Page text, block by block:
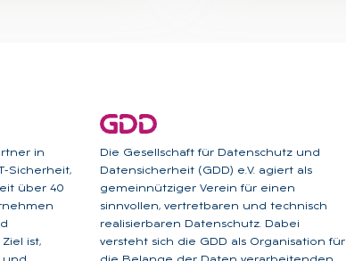
in
Sicherheit,
über 40
ist,
Die Gesellschaft für Datenschutz und
Datensicherheit (GDD) e.V. agiert als
gemeinnütziger Verein für einen
sinnvollen, vertretbaren und technisch
realisierbaren Datenschutz. Dabei
versteht sich die GDD als Organisation für